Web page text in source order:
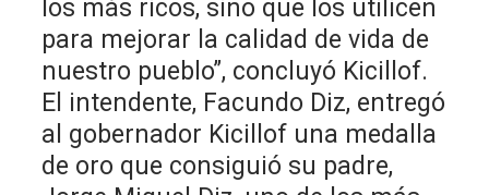
los más ricos, sino que los utilicen
para mejorar la calidad de vida de
nuestro pueblo”, concluyó Kicillof.
El intendente, Facundo Diz, entregó
al gobernador Kicillof una medalla
de oro que consiguió su padre,